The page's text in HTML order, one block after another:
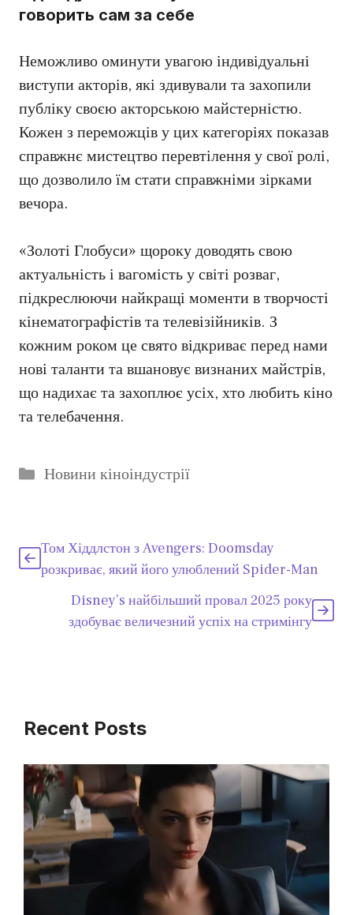
говорить сам за себе
Неможливо оминути увагою індивідуальні
виступи акторів, які здивували та захопили
публіку своєю акторською майстерністю.
Кожен з переможців у цих категоріях показав
справжнє мистецтво перевтілення у свої ролі,
що дозволило їм стати справжніми зірками
вечора.
«Золоті Глобуси» щороку доводять свою
актуальність і вагомість у світі розваг,
підкреслюючи найкращі моменти в творчості
кінематографістів та телевізійників. З
кожним роком це свято відкриває перед нами
нові таланти та вшановує визнаних майстрів,
що надихає та захоплює усіх, хто любить кіно
та телебачення.
Категорії
Новини кіноіндустрії
Том Хіддлстон з Avengers: Doomsday
розкриває, який його улюблений Spider-Man
Disney’s найбільший провал 2025 року
здобуває величезний успіх на стримінгу
Recent Posts